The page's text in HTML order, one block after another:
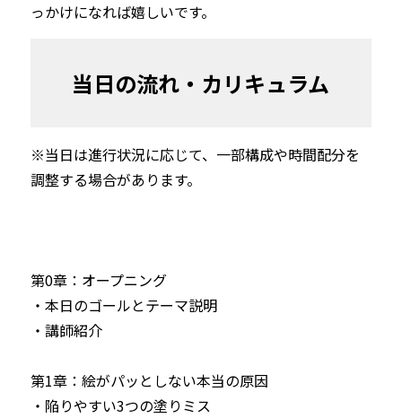
っかけになれば嬉しいです。
当日の流れ・カリキュラム
※当日は進行状況に応じて、一部構成や時間配分を
調整する場合があります。
第0章：オープニング
・本日のゴールとテーマ説明
・講師紹介
第1章：絵がパッとしない本当の原因
・陥りやすい3つの塗りミス